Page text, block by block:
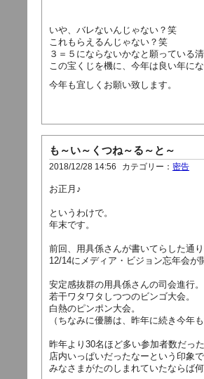
いや、バレないんじゃない？笑
これもらえるんじゃない？笑
３＝５にならないかなと願っている
この宝くじを機に、今年は良い年に
今年も宜しくお願い致します。
も～い～くつね～る～と～
2018/12/28 14:56 カテゴリー： 密告
お正月♪
というわけで。
年末です。
前回、用具係さんが書いてらした通り
12/14にメディア・ビジョン忘年会が
安定感抜群の用具係さんの司会進行。
若干ワタワタしつつのビンゴ大会。
白熱のピンポン大会。
（ちなみに優勝は、昨年に続き今年
昨年より30名ほど多い参加者数だっ
店内いっぱいだったなーという印象で
みなさまがたのしまれていたならば何